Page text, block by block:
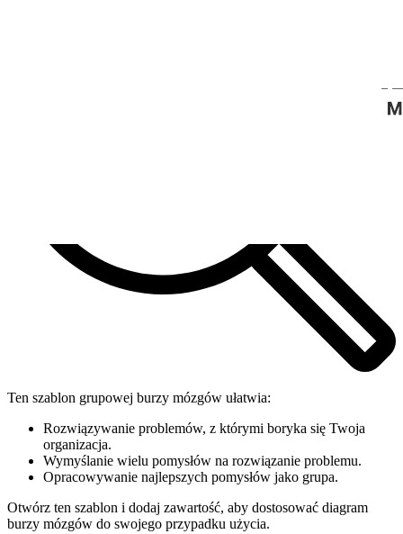
Ten szablon grupowej burzy mózgów ułatwia:
Rozwiązywanie problemów, z którymi boryka się Twoja
organizacja.
Wymyślanie wielu pomysłów na rozwiązanie problemu.
Opracowywanie najlepszych pomysłów jako grupa.
Otwórz ten szablon i dodaj zawartość, aby dostosować diagram
burzy mózgów do swojego przypadku użycia.